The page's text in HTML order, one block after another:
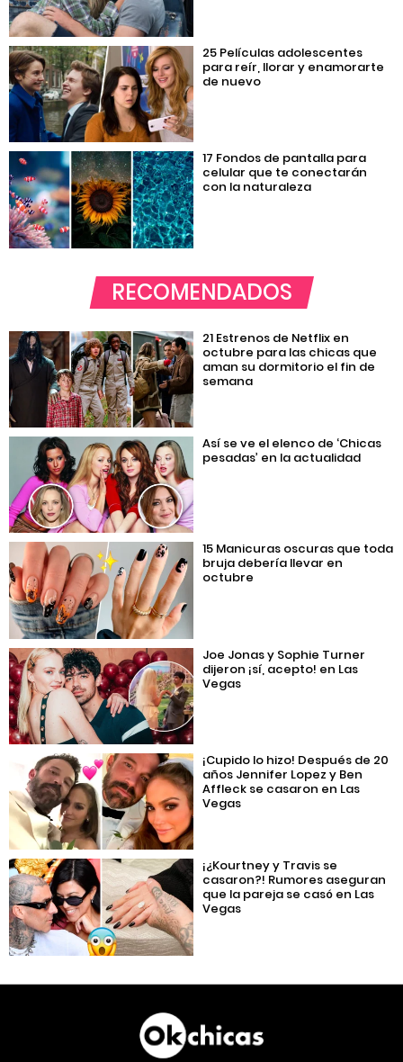
25 Películas adolescentes
para reír, llorar y enamorarte
de nuevo
17 Fondos de pantalla para
celular que te conectarán
con la naturaleza
RECOMENDADOS
21 Estrenos de Netflix en
octubre para las chicas que
aman su dormitorio el fin de
semana
Así se ve el elenco de ‘Chicas
pesadas’ en la actualidad
15 Manicuras oscuras que toda
bruja debería llevar en
octubre
Joe Jonas y Sophie Turner
dijeron ¡sí, acepto! en Las
Vegas
¡Cupido lo hizo! Después de 20
años Jennifer Lopez y Ben
Affleck se casaron en Las
Vegas
¡¿Kourtney y Travis se
casaron?! Rumores aseguran
que la pareja se casó en Las
Vegas